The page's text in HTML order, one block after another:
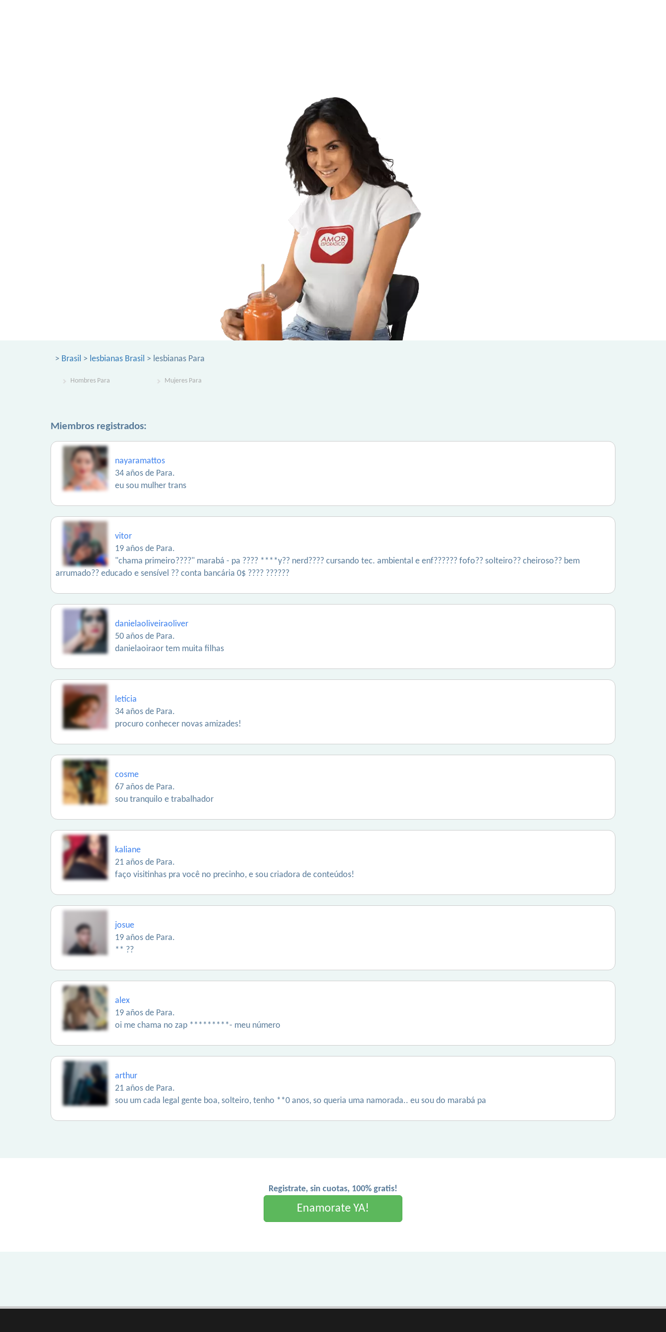
> Brasil > lesbianas Brasil > lesbianas Para
Hombres Para Mujeres Para
Miembros registrados:
nayaramattos
34 años de Para.
eu sou mulher trans
vitor
19 años de Para.
"chama primeiro????" marabá - pa ???? ****y?? nerd???? cursando tec. ambiental e enf?????? fofo?? solteiro?? cheiroso?? bem
arrumado?? educado e sensível ?? conta bancária 0$ ???? ??????
danielaoliveiraoliver
50 años de Para.
danielaoiraor tem muita filhas
letícia
34 años de Para.
procuro conhecer novas amizades!
cosme
67 años de Para.
sou tranquilo e trabalhador
kaliane
21 años de Para.
faço visitinhas pra você no precinho, e sou criadora de conteúdos!
josue
19 años de Para.
** ??
alex
19 años de Para.
oi me chama no zap *********- meu número
arthur
21 años de Para.
sou um cada legal gente boa, solteiro, tenho **0 anos, so queria uma namorada.. eu sou do marabá pa
Registrate, sin cuotas, 100% gratis!
Enamorate YA!